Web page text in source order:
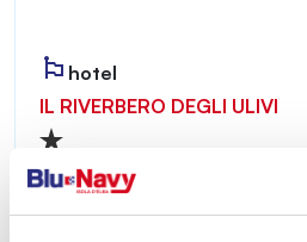
hotel
IL RIVERBERO DEGLI ULIVI
Riverbero degli Ulivi è
ideale per chi desidera vivere
all’insegna del relax a pochi